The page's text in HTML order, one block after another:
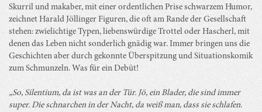
Skurril und makaber, mit einer ordentlichen Prise schwarzem Humor,
zeichnet Harald Jöllinger Figuren, die oft am Rande der Gesellschaft
stehen: zwielichtige Typen, liebenswürdige Trottel oder Hascherl, mit
denen das Leben nicht sonderlich gnädig war. Immer bringen uns die
Geschichten aber durch gekonnte Überspitzung und Situationskomik
zum Schmunzeln. Was für ein Debüt!
„So, Silentium, da ist was an der Tür. Jö, ein Blader, die sind immer
super. Die schnarchen in der Nacht, da weiß man, dass sie schlafen.